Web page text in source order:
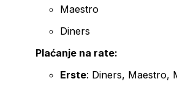
Maestro
Diners
Plaćanje na rate:
Erste: Diners, Maestro,